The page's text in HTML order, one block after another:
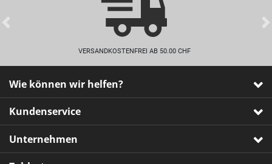
VERSANDKOSTENFREI AB 50.00 CHF
Previous
Wie können wir helfen?
Kundenservice
Unternehmen